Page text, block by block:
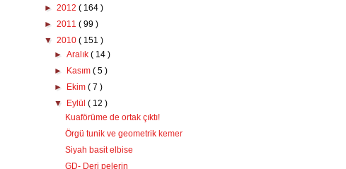
► 2012 ( 164 )
► 2011 ( 99 )
▼ 2010 ( 151 )
►Aralık( 14 )
►
Kasım( 5 )
►
Ekim( 7 )
▼
Eylül( 12 )
Kuaförüme de ortak çıktı!
Örgü tunik ve geometrik kemer
Siyah basit elbise
GD- Deri pelerin